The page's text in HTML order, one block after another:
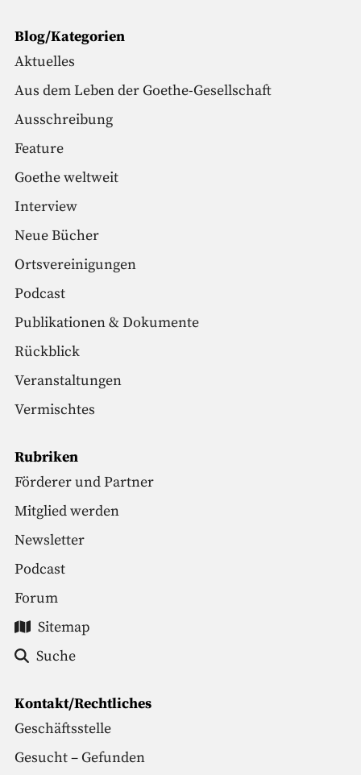
Blog/Kategorien
Aktuelles
Aus dem Leben der Goethe-Gesellschaft
Ausschreibung
Feature
Goethe weltweit
Interview
Neue Bücher
Ortsvereinigungen
Podcast
Publikationen & Dokumente
Rückblick
Veranstaltungen
Vermischtes
Rubriken
Förderer und Partner
Mitglied werden
Newsletter
Podcast
Forum
Sitemap
Suche
Kontakt/Rechtliches
Geschäftsstelle
Gesucht – Gefunden